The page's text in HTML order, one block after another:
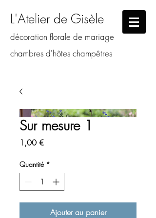
L'Atelier de Gisèle
décoration florale de mariage
chambres d'hôtes champêtres
Sur mesure 1
1,00 €Prix
Quantité *
Ajouter au panier